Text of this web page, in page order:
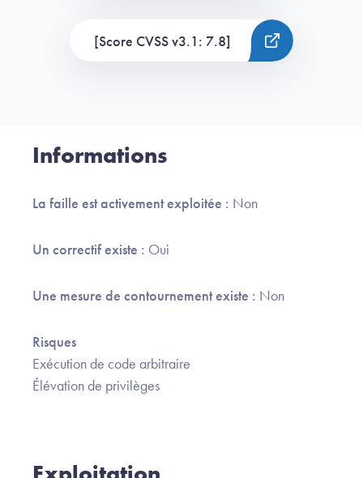
[Score CVSS v3.1: 7.8]
Informations
La faille est activement exploitée : Non
Un correctif existe : Oui
Une mesure de contournement existe : Non
Risques
Exécution de code arbitraire
Élévation de privilèges